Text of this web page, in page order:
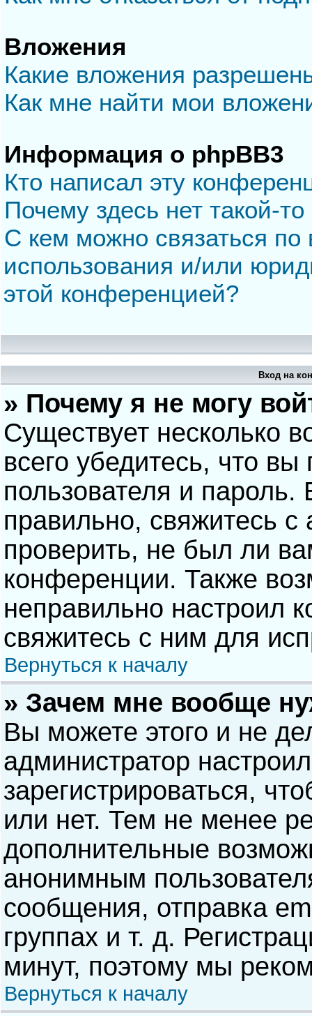
Вложения
Какие вложения
Как мне найти мои
Информация о phpBB3
Кто написал эту
Почему здесь нет такой-
С кем можно связаться по
использования и/или
этой конференцией?
Вход на
» Почему я не могу
Существует несколько
всего убедитесь, что
пользователя и
правильно, свяжитесь
проверить, не был ли
конференции. Также
неправильно настроил
свяжитесь с ним для
Вернуться к началу
» Зачем мне вообще
Вы можете этого и не
администратор
зарегистрироваться,
или нет. Тем не менее
дополнительные
анонимным
сообщения, отправка
группах и т. д.
минут, поэтому мы
Вернуться к началу